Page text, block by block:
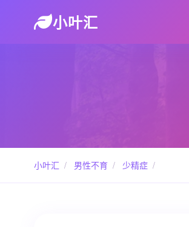
小叶汇
小叶汇 / 男性不育 / 少精症 /